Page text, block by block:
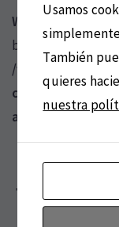
Warning
: Trying
bool in
/var/www/
content/themes/
addons.phpon
Usamos
También
quieres
nuestra